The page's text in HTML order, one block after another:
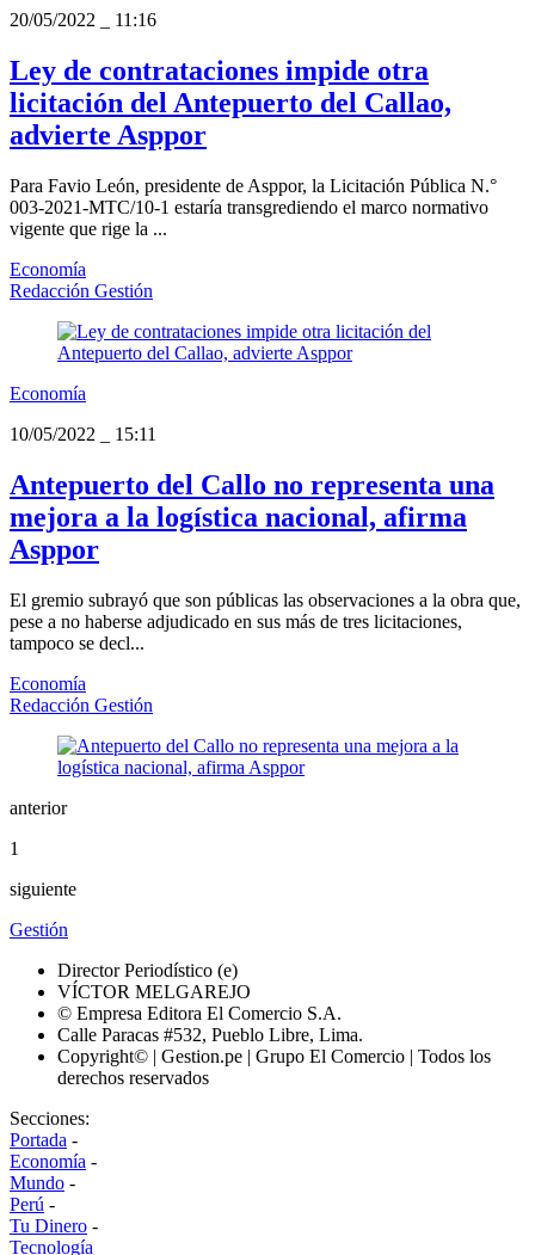
20/05/2022
11:16
Ley de contrataciones impide otra
licitación del Antepuerto del Callao,
advierte Asppor
Para Favio León, presidente de Asppor, la Licitación Pública N.°
003-2021-MTC/10-1 estaría transgrediendo el marco normativo
vigente que rige la ...
Economía
Redacción Gestión
Economía
10/05/2022
15:11
Antepuerto del Callo no representa una
mejora a la logística nacional, afirma
Asppor
El gremio subrayó que son públicas las observaciones a la obra que,
pese a no haberse adjudicado en sus más de tres licitaciones,
tampoco se decl...
Economía
Redacción Gestión
anterior
1
siguiente
Gestión
Director Periodístico (e)
VÍCTOR MELGAREJO
© Empresa Editora El Comercio S.A.
Calle Paracas #532, Pueblo Libre, Lima.
Copyright© | Gestion.pe | Grupo El Comercio | Todos los
derechos reservados
Secciones:
Portada -
Economía -
Mundo -
Perú -
Tu Dinero -
Tecnología